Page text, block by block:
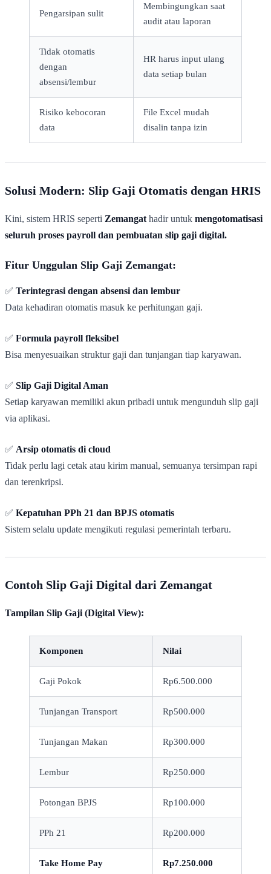
Pengarsipan sulit
Membingungkan saat
audit atau laporan
Tidak otomatis
dengan
absensi/lembur
HR harus input ulang
data setiap bulan
Risiko kebocoran
data
File Excel mudah
disalin tanpa izin
Solusi Modern: Slip Gaji Otomatis dengan HRIS
Kini, sistem HRIS seperti Zemangat hadir untuk mengotomatisasi
seluruh proses payroll dan pembuatan slip gaji digital.
Fitur Unggulan Slip Gaji Zemangat:
✅ Terintegrasi dengan absensi dan lembur
Data kehadiran otomatis masuk ke perhitungan gaji.
✅ Formula payroll fleksibel
Bisa menyesuaikan struktur gaji dan tunjangan tiap karyawan.
✅ Slip Gaji Digital Aman
Setiap karyawan memiliki akun pribadi untuk mengunduh slip gaji
via aplikasi.
✅ Arsip otomatis di cloud
Tidak perlu lagi cetak atau kirim manual, semuanya tersimpan rapi
dan terenkripsi.
✅ Kepatuhan PPh 21 dan BPJS otomatis
Sistem selalu update mengikuti regulasi pemerintah terbaru.
Contoh Slip Gaji Digital dari Zemangat
Tampilan Slip Gaji (Digital View):
Komponen Nilai
Gaji Pokok Rp6.500.000
Tunjangan Transport Rp500.000
Tunjangan Makan Rp300.000
Lembur Rp250.000
Potongan BPJS Rp100.000
PPh 21 Rp200.000
Take Home Pay Rp7.250.000